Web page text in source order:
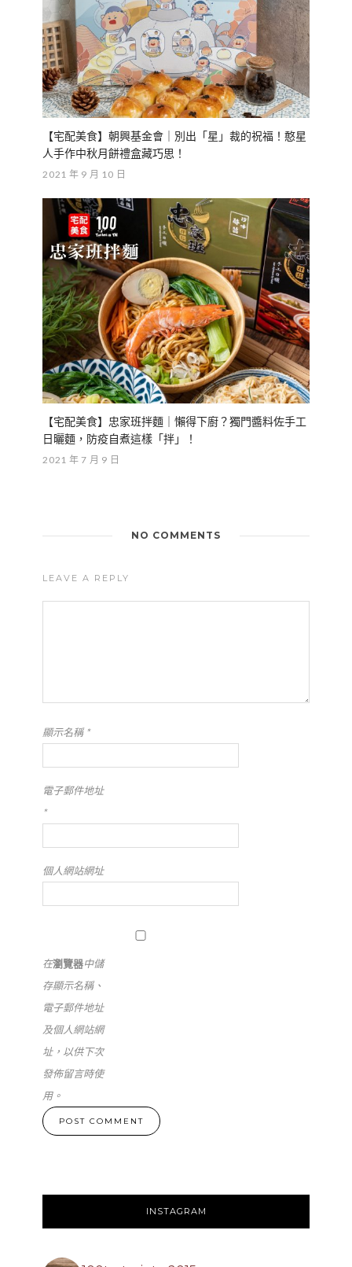
【宅配美食】朝興基金會｜別出「星」裁的祝福！憨星
人手作中秋月餅禮盒藏巧思！
2021 年 9 月 10 日
【宅配美食】忠家班拌麵｜懶得下廚？獨門醬料佐手工
日曬麵，防疫自煮這樣「拌」！
2021 年 7 月 9 日
NO COMMENTS
LEAVE A REPLY
顯示名稱*
電子郵件地址
*
個人網站網址
在瀏覽器中儲
存顯示名稱、
電子郵件地址
及個人網站網
址，以供下次
發佈留言時使
用。
INSTAGRAM